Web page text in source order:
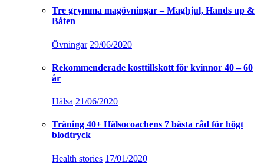
Tre grymma magövningar – Maghjul, Hands up &
Båten
Övningar 29/06/2020
Rekommenderade kosttillskott för kvinnor 40 – 60
år
Hälsa 21/06/2020
Träning 40+ Hälsocoachens 7 bästa råd för högt
blodtryck
Health stories 17/01/2020